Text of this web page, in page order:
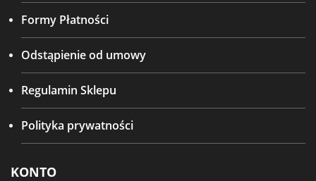
Formy Płatności
Odstąpienie od umowy
Regulamin Sklepu
Polityka prywatności
KONTO